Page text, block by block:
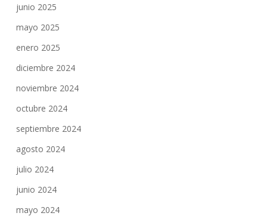
junio 2025
mayo 2025
enero 2025
diciembre 2024
noviembre 2024
octubre 2024
septiembre 2024
agosto 2024
julio 2024
junio 2024
mayo 2024